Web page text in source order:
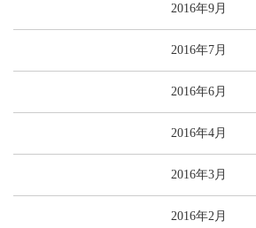
2016年9月
2016年7月
2016年6月
2016年4月
2016年3月
2016年2月